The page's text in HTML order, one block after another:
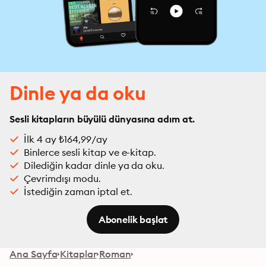
Dinle ya da oku
Sesli kitapların büyülü dünyasına adım at.
İlk 4 ay ₺164,99/ay
Binlerce sesli kitap ve e-kitap.
Dilediğin kadar dinle ya da oku.
Çevrimdışı modu.
İstediğin zaman iptal et.
Abonelik başlat
Ana Sayfa Kitaplar Roman